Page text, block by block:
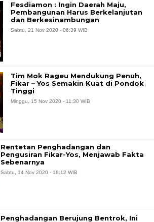
Fesdiamon : Ingin Daerah Maju,
Pembangunan Harus Berkelanjutan
dan Berkesinambungan
Sabtu, 21 Nov 2020 - 06:39 WIB
Tim Mok Rageu Mendukung Penuh,
Fikar – Yos Semakin Kuat di Pondok
Tinggi
Minggu, 15 Nov 2020 - 11:30 WIB
Rentetan Penghadangan dan
Pengusiran Fikar-Yos, Menjawab Fakta
Sebenarnya
Sabtu, 14 Nov 2020 - 18:12 WIB
Penghadangan Berujung Bentrok, Ini